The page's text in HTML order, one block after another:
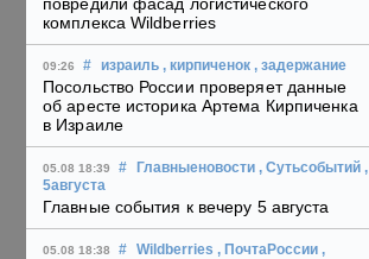
повредили фасад логистического
комплекса Wildberries
09:26 # израиль , кирпиченок , задержание
Посольство России проверяет данные
об аресте историка Артема Кирпиченка
в Израиле
05.08 18:39 # Главныеновости , Сутьсобытий ,
5августа
Главные события к вечеру 5 августа
05.08 18:38 # Wildberries , ПочтаРоссии ,